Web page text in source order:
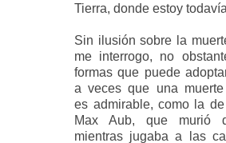
Tierra, donde estoy
Sin ilusión sobre la
me interrogo, no
formas que puede
a veces que una muerte
es admirable, como la
Max Aub, que murió
mientras jugaba a las